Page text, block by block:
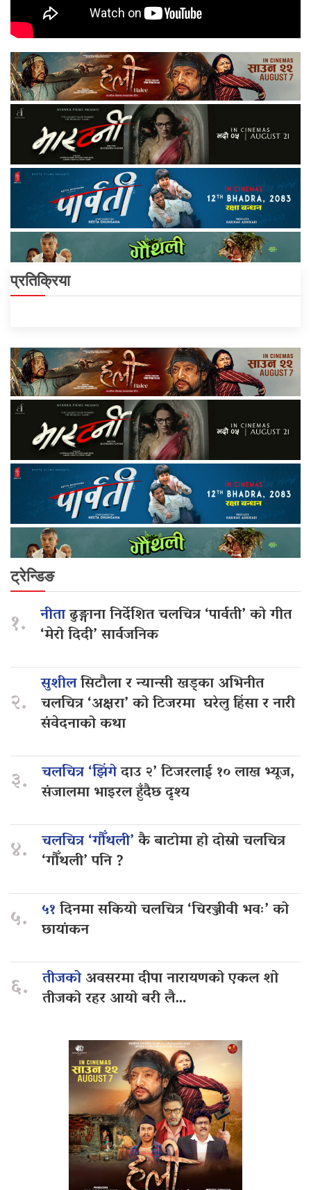
प्रतिक्रिया
ट्रेन्डिङ
१. नीताढुङ्गाना निर्देशित चलचित्र ‘पार्वती’ को गीत
‘मेरो दिदी’ सार्वजनिक
२.
सुशीलसिटौला र न्यान्सी खड्का अभिनीत
चलचित्र ‘अक्षरा’ को टिजरमा घरेलु हिंसा र नारी
संवेदनाको कथा
३. चलचित्र ‘झिंगेदाउ २’ टिजरलाई १० लाख भ्यूज,
संजालमा भाइरल हुँदैछ दृश्य
४. चलचित्र ‘गौँथली’कै बाटोमा हो दोस्रो चलचित्र
‘गौँथली’ पनि ?
५. ५१दिनमा सकियो चलचित्र ‘चिरञ्जीवी भवः’ को
छायांकन
६. तीजकोअवसरमा दीपा नारायणको एकल शो
तीजको रहर आयो बरी लै…